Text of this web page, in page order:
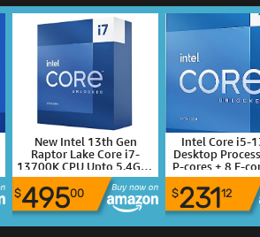
New Intel 13th Gen
Raptor Lake Core i7-
13700K CPU Upto 5.4GHz
Boost Speed Best Gaming
CPU with Enhanced
Overclocking Features for
Z790 MB RTX 4090 Card
BX8071513700K
$49500
Intel Core i5-
Desktop
P-cores + 8 E-
Integrated
$23112